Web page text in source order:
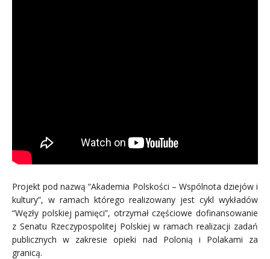
Projekt pod nazwą “Akademia Polskości – Wspólnota dziejów i
kultury”, w ramach którego realizowany jest cykl wykładów
“Węzły polskiej pamięci”, otrzymał częściowe dofinansowanie
z Senatu Rzeczypospolitej Polskiej w ramach realizacji zadań
publicznych w zakresie opieki nad Polonią i Polakami za
granicą.